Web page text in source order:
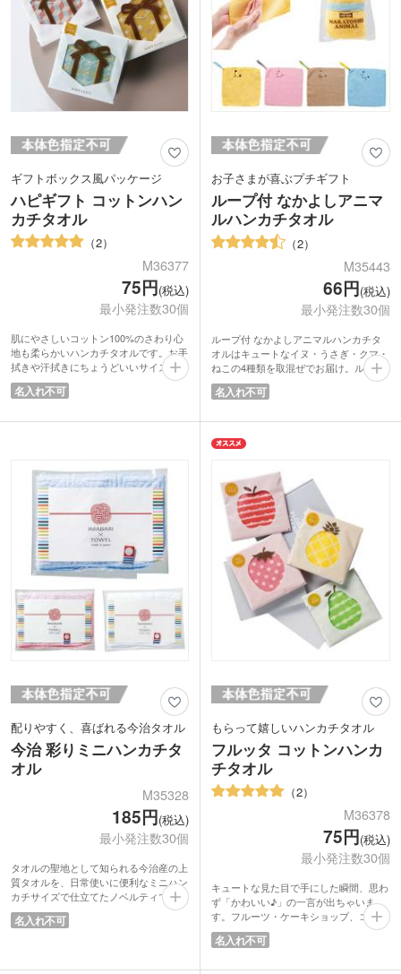
ギフトボックス風パッケージ
ハピギフト コットンハン
カチタオル
2
M36377
75円(税込)
最小発注数30個
肌にやさしいコットン100%のさわり心
地も柔らかいハンカチタオルです。お手
拭きや汗拭きにちょうどいいサイズなの
で、何枚あってもうれしいですね。低価
格でも高見えするパッケージデザイン。
ベルティにいかかでしょうか？
名入れ不可
お子さまが喜ぶプチギフト
ループ付 なかよしアニマ
ルハンカチタオル
2
M35443
66円(税込)
最小発注数30個
ループ付 なかよしアニマルハンカチタ
オルはキュートなイヌ・うさぎ・クマ・
ねこの4種類を取混ぜでお届け。ループ
はゴム仕様なので洗面所に引っ掛けて使
用したり、ハンカチをコンパクトにたた
リボンラッピングされた透明パッケージ
はプチギフトにピッタリ。動物たちの顔
が見えると思わず笑顔になってしまうほ
で配布すれば注目の的になりますよ。
名入れ不可
配りやすく、喜ばれる今治タオル
今治 彩りミニハンカチタ
オル
M35328
185円(税込)
最小発注数30個
タオルの聖地として知られる今治産の上
質タオルを、日常使いに便利なミニハン
カチサイズで仕立てたノベルティです。
手を拭いたり汗をぬぐったりと、毎日気
軽に使える実用性が魅力。織り模様がさ
拶や粗品に嬉しい、のし紙風パッケージ
名入れ不可
もらって嬉しいハンカチタオル
フルッタ コットンハンカ
チタオル
2
M36378
75円(税込)
最小発注数30個
キュートな見た目で手にした瞬間、思わ
ず「かわいい♪」の一言が出ちゃいま
す。フルーツ・ケーキショップ、コスメ
など女性向けショップの購入特典ノベル
ティにおすすめです！
名入れ不可